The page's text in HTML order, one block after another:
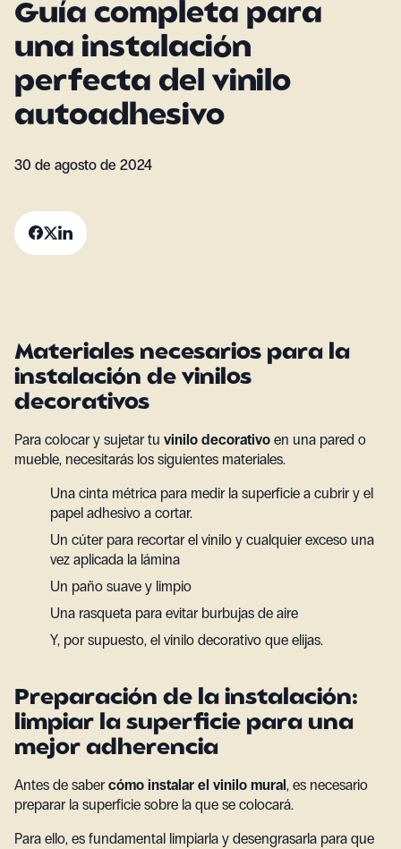
Guía completa para
una instalación
perfecta del vinilo
autoadhesivo
30 de agosto de 2024
Materiales necesarios para la
instalación de vinilos
decorativos
Para colocar y sujetar tu vinilo decorativo en una pared o
mueble, necesitarás los siguientes materiales.
Una cinta métrica para medir la superficie a cubrir y el
papel adhesivo a cortar.
Un cúter para recortar el vinilo y cualquier exceso una
vez aplicada la lámina
Un paño suave y limpio
Una rasqueta para evitar burbujas de aire
Y, por supuesto, el vinilo decorativo que elijas.
Preparación de la instalación:
limpiar la superficie para una
mejor adherencia
Antes de sabercómo instalar el vinilo mural, es necesario
preparar la superficie sobre la que se colocará.
Para ello, es fundamental limpiarla y desengrasarla para que